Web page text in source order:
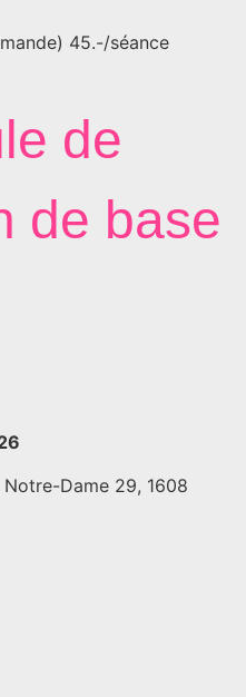
45.-/séance
de
de base
Notre-Dame 29, 1608